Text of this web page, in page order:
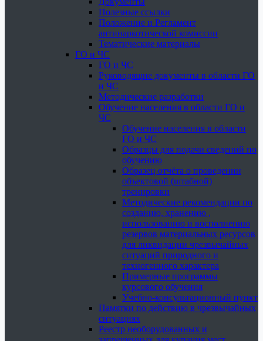
Полезные ссылки
Положение и Регламент
антинаркотической комиссии
Тематические материалы
ГО и ЧС
ГО и ЧС
Руководящие документы в области ГО
и ЧС
Методические разработки
Обучение населения в области ГО и
ЧС
Обучение населения в области
ГО и ЧС
Образцы для подачи сведений по
обучению
Образец отчёта о проведении
объектовой (штабной)
тренировки
Методические рекомендации по
созданию, хранению ,
использованию и восполнению
резервов материальных ресурсов
для ликвидации чрезвычайных
ситуаций природного и
техногенного характера
Примерные программы
курсового обучения
Учебно-консультационный пункт
Памятки по действию в чрезвычайных
ситуациях
Реестр необорудованных и